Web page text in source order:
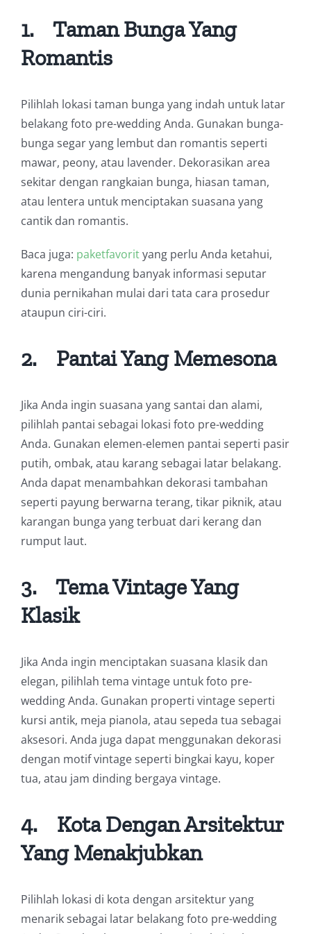
1. Taman Bunga Yang
Romantis
Pilihlah lokasi taman bunga yang indah untuk latar
belakang foto pre-wedding Anda. Gunakan bunga-
bunga segar yang lembut dan romantis seperti
mawar, peony, atau lavender. Dekorasikan area
sekitar dengan rangkaian bunga, hiasan taman,
atau lentera untuk menciptakan suasana yang
cantik dan romantis.
Baca juga: paketfavorityang perlu Anda ketahui,
karena mengandung banyak informasi seputar
dunia pernikahan mulai dari tata cara prosedur
ataupun ciri-ciri.
2. Pantai Yang Memesona
Jika Anda ingin suasana yang santai dan alami,
pilihlah pantai sebagai lokasi foto pre-wedding
Anda. Gunakan elemen-elemen pantai seperti pasir
putih, ombak, atau karang sebagai latar belakang.
Anda dapat menambahkan dekorasi tambahan
seperti payung berwarna terang, tikar piknik, atau
karangan bunga yang terbuat dari kerang dan
rumput laut.
3. Tema Vintage Yang
Klasik
Jika Anda ingin menciptakan suasana klasik dan
elegan, pilihlah tema vintage untuk foto pre-
wedding Anda. Gunakan properti vintage seperti
kursi antik, meja pianola, atau sepeda tua sebagai
aksesori. Anda juga dapat menggunakan dekorasi
dengan motif vintage seperti bingkai kayu, koper
tua, atau jam dinding bergaya vintage.
4. Kota Dengan Arsitektur
Yang Menakjubkan
Pilihlah lokasi di kota dengan arsitektur yang
menarik sebagai latar belakang foto pre-wedding